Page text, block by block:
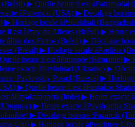
(Brésil) ▶ Quelle heure il est àPattamadai
àPatterson (USA) ▶ Décalage
▶ Horloge locale àPatuakhali
il est àPaty do Alferes (Brésil) ▶ Heure
àPau dos Ferros (Brésil) ▶ Décalage
(Brésil) ▶ Horloge locale àPaulista
Quelle heure il est àPaungde (Birmanie) ▶
exacte àPavlohrad (Ukraine) ▶
:Pavlovskiy Posad (Russie) ▶ Horloge
▶ Quelle heure il est àPaxtakor Shahri
àPayakaraopeta (Inde) ▶ Heure exacte à
▶ Heure exacte àPayshamba
▶ Décalage horaire :Pazarcık
Uni) ▶ Horloge locale àPeachtree City